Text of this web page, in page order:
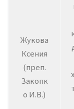
Жукова
Ксения
(преп.
Закопк
о И.В.)